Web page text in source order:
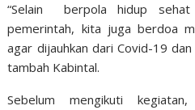
“Selain berpola hidup
pemerintah, kita juga berdoa
agar dijauhkan dari Covid-19
tambah Kabintal.
Sebelum mengikuti